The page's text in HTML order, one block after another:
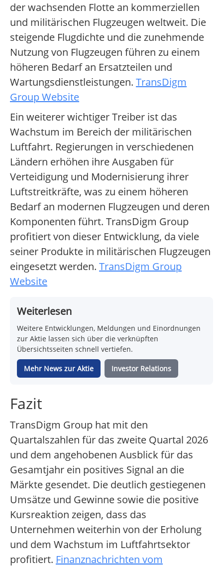
der wachsenden Flotte an kommerziellen
und militärischen Flugzeugen weltweit. Die
steigende Flugdichte und die zunehmende
Nutzung von Flugzeugen führen zu einem
höheren Bedarf an Ersatzteilen und
Wartungsdienstleistungen. TransDigm
Group Website
Ein weiterer wichtiger Treiber ist das
Wachstum im Bereich der militärischen
Luftfahrt. Regierungen in verschiedenen
Ländern erhöhen ihre Ausgaben für
Verteidigung und Modernisierung ihrer
Luftstreitkräfte, was zu einem höheren
Bedarf an modernen Flugzeugen und deren
Komponenten führt. TransDigm Group
profitiert von dieser Entwicklung, da viele
seiner Produkte in militärischen Flugzeugen
eingesetzt werden. TransDigm Group
Website
Weiterlesen
Weitere Entwicklungen, Meldungen und Einordnungen
zur Aktie lassen sich über die verknüpften
Übersichtsseiten schnell vertiefen.
Mehr News zur Aktie Investor Relations
Fazit
TransDigm Group hat mit den
Quartalszahlen für das zweite Quartal 2026
und dem angehobenen Ausblick für das
Gesamtjahr ein positives Signal an die
Märkte gesendet. Die deutlich gestiegenen
Umsätze und Gewinne sowie die positive
Kursreaktion zeigen, dass das
Unternehmen weiterhin von der Erholung
und dem Wachstum im Luftfahrtsektor
profitiert. Finanznachrichten vom